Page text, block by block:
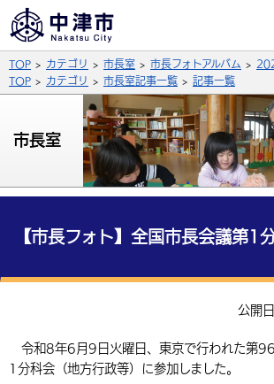
背景色
青
文字の大きさ
拡大 標準
言語を選択
公式SNS
X (Twitter)
サイト内検索
総合メニュー
保険・年金
福祉・介護 健康・予防
税金 住宅・イン
入札・契約 産業・雇用
子育て・教育
TOP カテゴリ 市長室 市長フォトアルバム
TOP
カテゴリ 市長室記事一覧 記事一覧
市長室
【市長フォト】全国市長会議第1
公開
令和8年6月9日火曜日、東京で行われた第
1分科会（地方行政等）に参加しました。